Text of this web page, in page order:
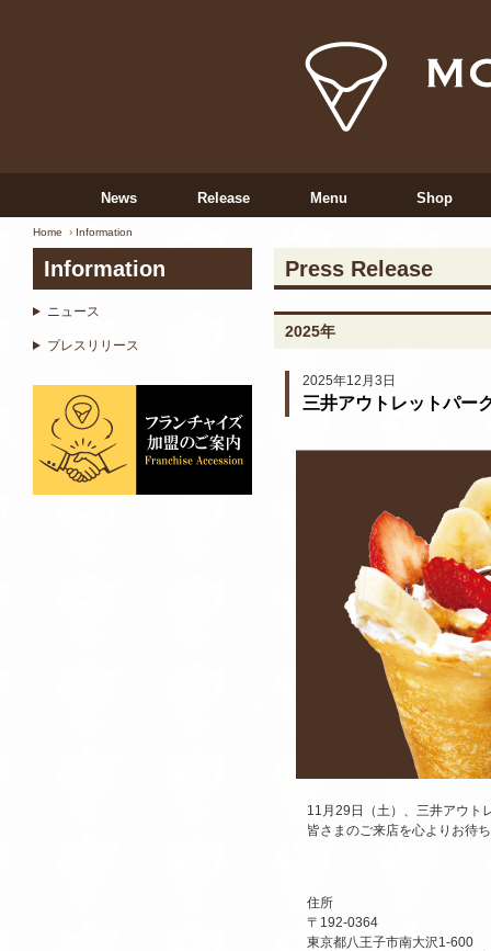
News Release Menu Shop
Home Information
Information
ニュース
プレスリリース
Press Release
2025年
2025年12月3日
三井アウトレットパー
11月29日（土）、三井アウト
皆さまのご来店を心よりお待
住所
〒192-0364
東京都八王子市南大沢1-600